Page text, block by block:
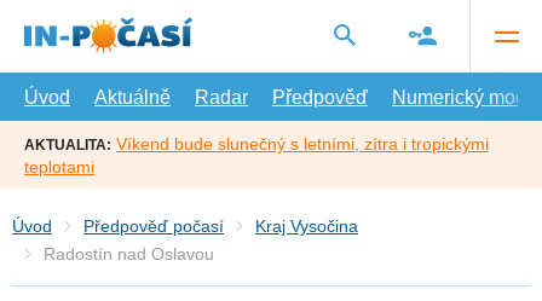
hlavní
Úvod
Aktuálně Radar Předpověď Numerický model
AKTUALITA: Víkend bude slunečný s letními, zítra i tropickými
teplotami
Úvod Předpověď počasí
Kraj Vysočina
Radostín nad Oslavou